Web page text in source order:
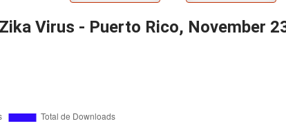
Virus - Puerto Rico, November